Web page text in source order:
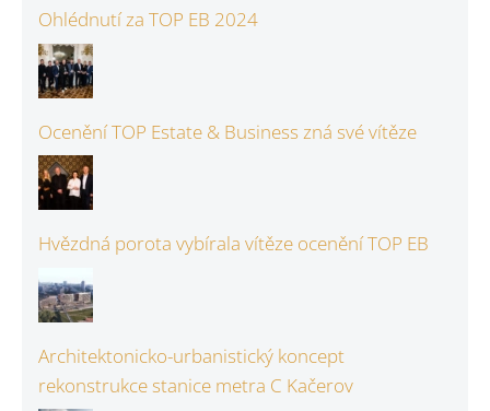
Ohlédnutí za TOP EB 2024
Ocenění TOP Estate & Business zná své vítěze
Hvězdná porota vybírala vítěze ocenění TOP EB
Architektonicko-urbanistický koncept
rekonstrukce stanice metra C Kačerov